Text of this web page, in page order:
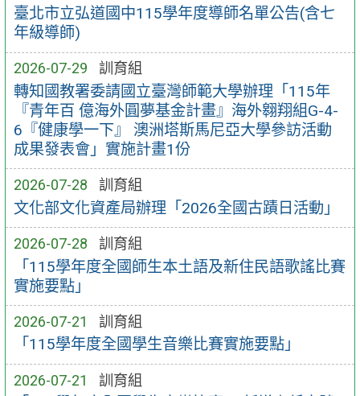
臺北市立弘道國中115學年度導師名單公告(含七
年級導師)
2026-07-29 訓育組
轉知國教署委請國立臺灣師範大學辦理「115年
『青年百 億海外圓夢基金計畫』海外翱翔組G-4-
6『健康學一下』 澳洲塔斯馬尼亞大學參訪活動
成果發表會」實施計畫1份
2026-07-28 訓育組
文化部文化資產局辦理「2026全國古蹟日活動」
2026-07-28 訓育組
「115學年度全國師生本土語及新住民語歌謠比賽
實施要點」
2026-07-21 訓育組
「115學年度全國學生音樂比賽實施要點」
2026-07-21 訓育組